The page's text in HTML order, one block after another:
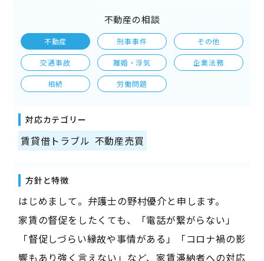
不動産の相談
不動産 刑事事件 その他
交通事故 離婚・浮気 企業法務
相続 労働問題
対応カテゴリー
賃貸借トラブル 不動産売買
方針と特徴
はじめまして。弁護士の野村優介と申します。
家賃の督促をしたくても、「電話が繋がらない」
「督促しづらい縁故や事情がある」「コロナ禍の影
響もあり強く言えない」など、家賃滞納者への対応